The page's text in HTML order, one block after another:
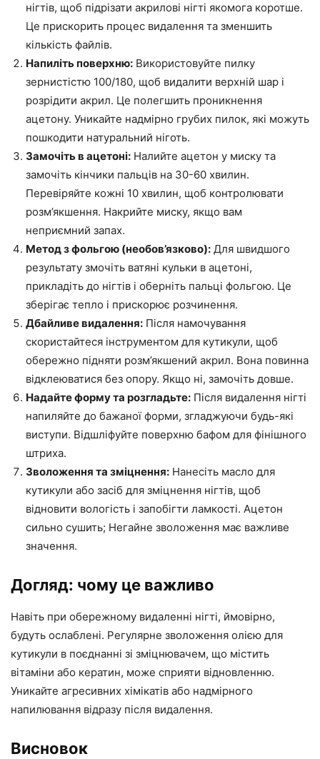
нігтів, щоб підрізати акрилові нігті якомога коротше.
Це прискорить процес видалення та зменшить
кількість файлів.
Напиліть поверхню: Використовуйте пилку
зернистістю 100/180, щоб видалити верхній шар і
розрідити акрил. Це полегшить проникнення
ацетону. Уникайте надмірно грубих пилок, які можуть
пошкодити натуральний ніготь.
Замочіть в ацетоні: Налийте ацетон у миску та
замочіть кінчики пальців на 30-60 хвилин.
Перевіряйте кожні 10 хвилин, щоб контролювати
розм’якшення. Накрийте миску, якщо вам
неприємний запах.
Метод з фольгою (необов’язково): Для швидшого
результату змочіть ватяні кульки в ацетоні,
прикладіть до нігтів і оберніть пальці фольгою. Це
зберігає тепло і прискорює розчинення.
Дбайливе видалення: Після намочування
скористайтеся інструментом для кутикули, щоб
обережно підняти розм’якшений акрил. Вона повинна
відклеюватися без опору. Якщо ні, замочіть довше.
Надайте форму та розгладьте: Після видалення нігті
напиляйте до бажаної форми, згладжуючи будь-які
виступи. Відшліфуйте поверхню бафом для фінішного
штриха.
Зволоження та зміцнення: Нанесіть масло для
кутикули або засіб для зміцнення нігтів, щоб
відновити вологість і запобігти ламкості. Ацетон
сильно сушить; Негайне зволоження має важливе
значення.
Догляд: чому це важливо
Навіть при обережному видаленні нігті, ймовірно,
будуть ослаблені. Регулярне зволоження олією для
кутикули в поєднанні зі зміцнювачем, що містить
вітаміни або кератин, може сприяти відновленню.
Уникайте агресивних хімікатів або надмірного
напилювання відразу після видалення.
Висновок